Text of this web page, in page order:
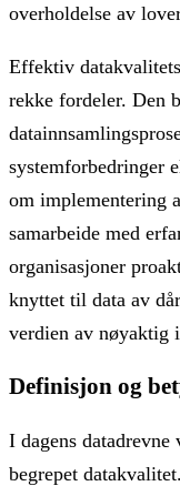
overholdelse av
Effektiv
rekke fordeler. Den
systemforbedringer
om implementering
samarbeide med
organisasjoner
knyttet til data av
verdien av nøyaktig
Definisjon og
I dagens datadrevne
begrepet